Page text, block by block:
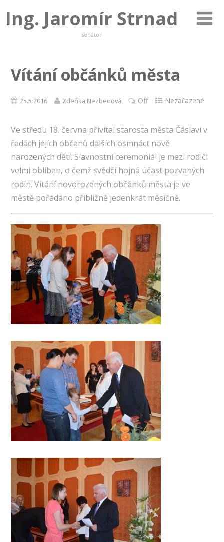
Ing. Jaromír Strnad
senátor
Vítání občánků města
25.5.2016 Zdeňka Nezbedová Off Nezařazené
Ve středu 18. června přivítal starosta města Čáslavi v
řadách jejích občanů dalších osmnáct nově
narozených dětí. Slavnostní ceremoniál je mezi rodiči
velmi oblíben, o čemž svědčí hojná účast pozvaných
rodin. Vítání novorozených občánků města je ve
městě pořádáno přibližně jedenkrát měsíčně.